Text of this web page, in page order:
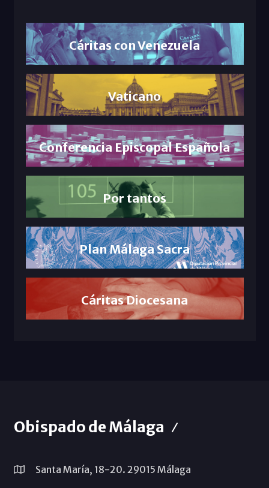
Cáritas con Venezuela
Vaticano
Conferencia Episcopal Española
Por tantos
Plan Málaga Sacra
Cáritas Diocesana
Obispado de Málaga
Santa María, 18-20. 29015 Málaga